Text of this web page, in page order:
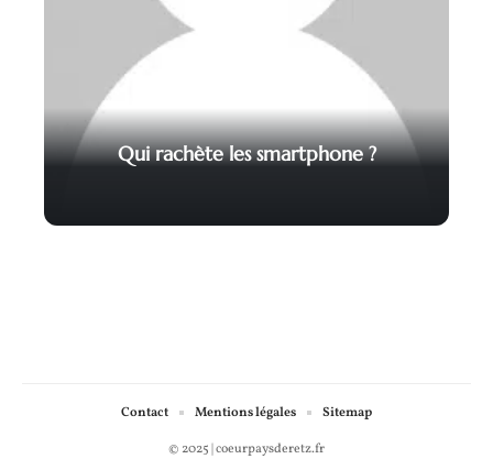
Qui rachète les smartphone ?
© 2025 | coeurpaysderetz.fr
Contact Mentions légales Sitemap